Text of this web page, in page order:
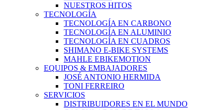
NUESTROS HITOS
TECNOLOGÍA
TECNOLOGÍA EN CARBONO
TECNOLOGÍA EN ALUMINIO
TECNOLOGÍA EN CUADROS
SHIMANO E-BIKE SYSTEMS
MAHLE EBIKEMOTION
EQUIPOS & EMBAJADORES
JOSÉ ANTONIO HERMIDA
TONI FERREIRO
SERVICIOS
DISTRIBUIDORES EN EL MUNDO